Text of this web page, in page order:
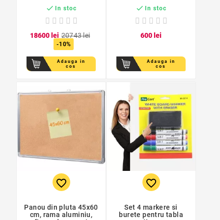
birou
 In stoc
18600lei 20743lei
-10%
Adauga in
cos
 In stoc
600 lei
Adauga in
cos
favorite_border
Panou din pluta 45x60
cm, rama aluminiu,
favorite_border
Set 4 markere si
burete pentru tabla